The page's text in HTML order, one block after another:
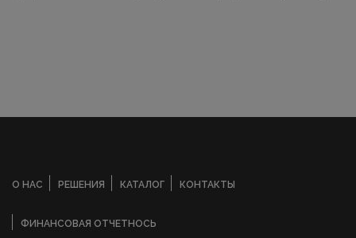
О НАС РЕШЕНИЯ КАТАЛОГ КОНТАКТЫ
ФИНАНСОВАЯ ОТЧЕТНОСЬ